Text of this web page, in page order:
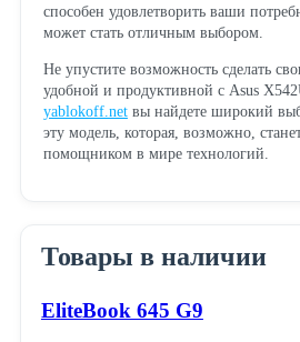
способен удовлетворить ваши
может стать отличным выбором.
Не упустите возможность сделать
удобной и продуктивной с Asus
yablokoff.netвы найдете широкий
эту модель, которая, возможно,
помощником в мире технологий.
Товары в наличии
EliteBook 645 G9